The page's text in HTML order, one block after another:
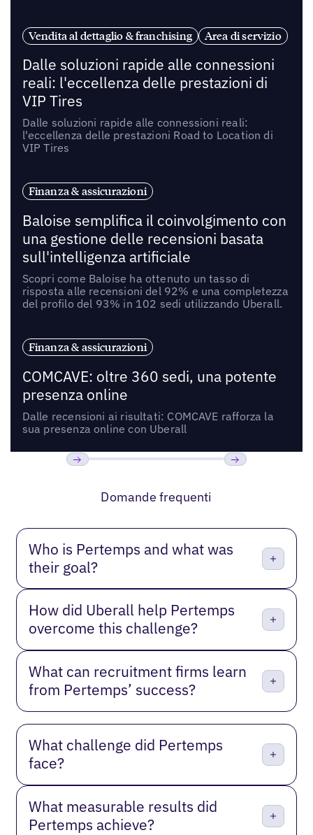
Vendita al dettaglio & franchising Area di servizio
Dalle soluzioni rapide alle connessioni
reali: l'eccellenza delle prestazioni di
VIP Tires
Dalle soluzioni rapide alle connessioni reali:
l'eccellenza delle prestazioni Road to Location di
VIP Tires
Finanza & assicurazioni
Baloise semplifica il coinvolgimento con
una gestione delle recensioni basata
sull'intelligenza artificiale
Scopri come Baloise ha ottenuto un tasso di
risposta alle recensioni del 92% e una completezza
del profilo del 93% in 102 sedi utilizzando Uberall.
Finanza & assicurazioni
COMCAVE: oltre 360 sedi, una potente
presenza online
Dalle recensioni ai risultati: COMCAVE rafforza la
sua presenza online con Uberall
Domande frequenti
Who is Pertemps and what was
their goal?
How did Uberall help Pertemps
overcome this challenge?
What can recruitment firms learn
from Pertemps’ success?
What challenge did Pertemps
face?
What measurable results did
Pertemps achieve?